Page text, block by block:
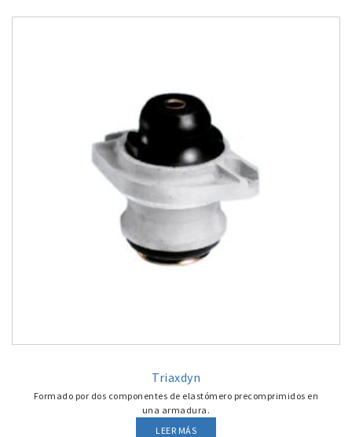
Triaxdyn
Formado por dos componentes de elastómero precomprimidos en
una armadura.
LEER MÁS